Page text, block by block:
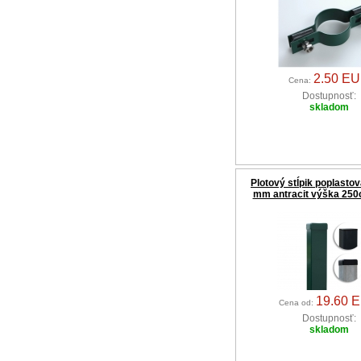
Cena: 2.50
Dostupnosť:
skladom
Plotový stĺpik
mm antracit výška
Cena od: 19.60
Dostupnosť:
skladom